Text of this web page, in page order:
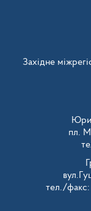
Західне
пл.
тел./